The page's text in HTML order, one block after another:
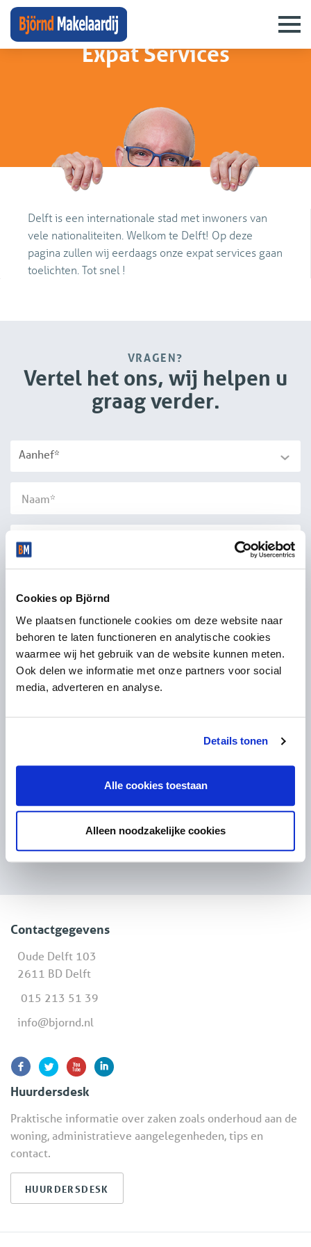
Cookies op Björnd
We plaatsen functionele cookies om deze website naar
behoren te laten functioneren en analytische cookies
waarmee wij het gebruik van de website kunnen meten.
Ook delen we informatie met onze partners voor social
media, adverteren en analyse.
Details tonen
Alle cookies toestaan
Alleen noodzakelijke cookies
diensten
Expat Services
Delft is een internationale stad met inwoners van
vele nationaliteiten. Welkom te Delft! Op deze
pagina zullen wij eerdaags onze expat services gaan
toelichten. Tot snel !
VRAGEN?
Vertel het ons, wij helpen u
graag verder.
Aanhef*
Ik ga akkoord met hetPrivacybeleidvan Bjornd
reCAPTCHA
Contactgegevens
Oude Delft 103
2611 BD Delft
015 213 51 39
info@bjornd.nl
Huurdersdesk
Praktische informatie over zaken zoals onderhoud aan de
woning, administratieve aangelegenheden, tips en
contact.
HUURDERSDESK